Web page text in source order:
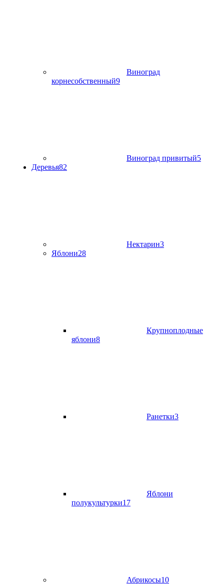
Виноград
корнесобственный9
Виноград привитый5
Деревья82
Нектарин3
Яблони28
Крупноплодные
яблони8
Ранетки3
Яблони
полукультурки17
Абрикосы10